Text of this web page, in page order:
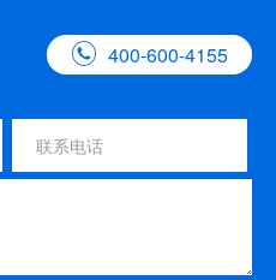
 400-600-4155